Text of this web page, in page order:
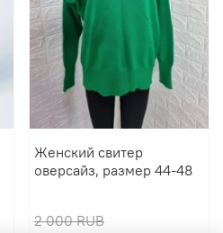
Женский свитер
оверсайз, размер 44-48
2 000 RUB